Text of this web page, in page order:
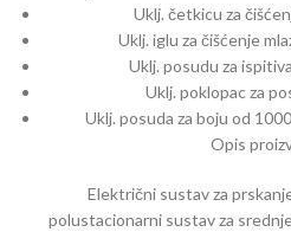
Uklj. četkicu za
Uklj. iglu za čišćenje
Uklj. posudu za
Uklj. poklopac za
Uklj. posuda za boju od
Opis
Električni sustav za
polustacionarni sustav za